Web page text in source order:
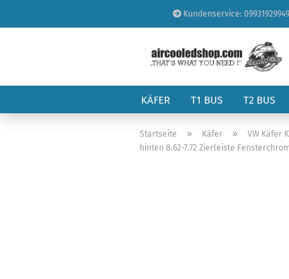
Kundenservice:
KÄFER T1 BUS T2 BUS
Startseite » Käfer » VW Käfer
hinten 8.62-7.72 Zierleiste